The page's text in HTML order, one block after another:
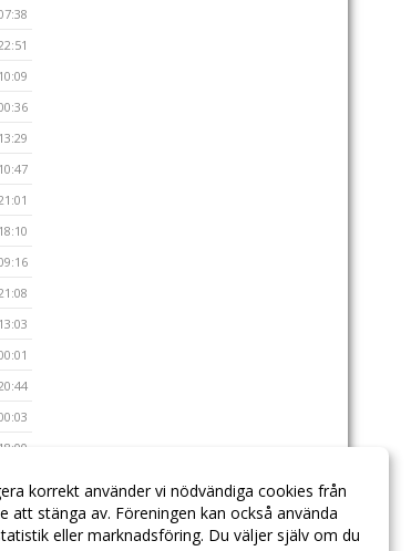
korrekt använder vi nödvändiga cookies från
att stänga av. Föreningen kan också använda
eller marknadsföring. Du väljer själv om du